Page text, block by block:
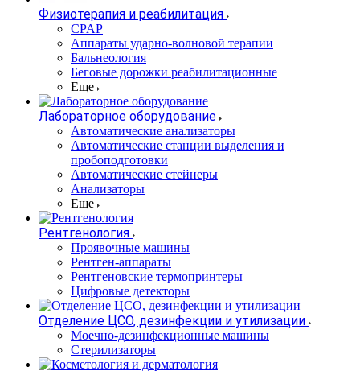
Физиотерапия и реабилитация
CPAP
Аппараты ударно-волновой терапии
Бальнеология
Беговые дорожки реабилитационные
Еще
Лабораторное оборудование
Автоматические анализаторы
Автоматические станции выделения и
пробоподготовки
Автоматические стейнеры
Анализаторы
Еще
Рентгенология
Проявочные машины
Рентген-аппараты
Рентгеновские термопринтеры
Цифровые детекторы
Отделение ЦСО, дезинфекции и утилизации
Моечно-дезинфекционные машины
Стерилизаторы